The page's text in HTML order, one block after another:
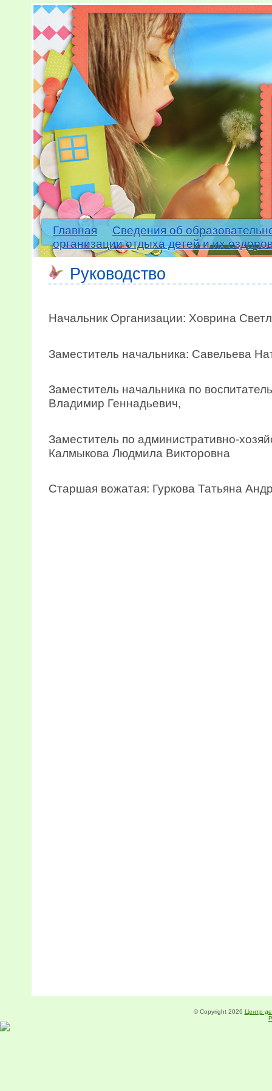
Главная
Сведения об
организации отдыха детей и их
Руководство
Начальник Организации: Ховрина
Заместитель начальника: Савельева
Заместитель начальника по
Владимир Геннадьевич,
Заместитель по административно-
Калмыкова Людмила Викторовна
Старшая вожатая: Гуркова Татьяна
© Copyright 2026 Центр